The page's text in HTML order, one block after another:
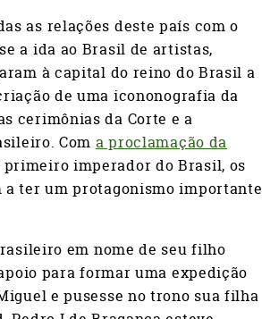
as relações deste país com o
a ida ao Brasil de artistas,
à capital do reino do Brasil a
de uma icononografia da
cerimônias da Corte e a
Com a proclamação da
imperador do Brasil, os
a ter um protagonismo importante
em nome de seu filho
para formar uma expedição
e pusesse no trono sua filha